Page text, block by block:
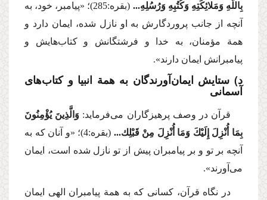
بِاللَّهِ وَمَلائِكَتِهِ وَكُتُبِهِ وَرُسُلِهِ... (بقره:285)؛
«پیامبر، خود، به
آنچه از جانب پروردگارش به او نازل شده، ایمان دارد و
همة مؤمنان، به خدا و فرشتگانش و كتاب‌هایش و
پیامبرانش ایمان دارند».
د) ستایش ایمان‌آورندگان به همة انبیا و كتاب‌های
آسمانی
قرآن در وصف پرهیزگاران می‌فرماید: وَالَّذِینَ یُؤْمِنُونَ
بِمَا أُنْزِلَ إِلَیْكَ وَمَا أُنْزِلَ مِنْ قَبْلِك... (بقره:4)؛
«و آنان كه به
آنچه بر تو و بر پیامبران پیش از تو نازل شده است، ایمان
می‌آورند».
در نگاه قرآن، كسانی كه به همة پیامبران الهی ایمان